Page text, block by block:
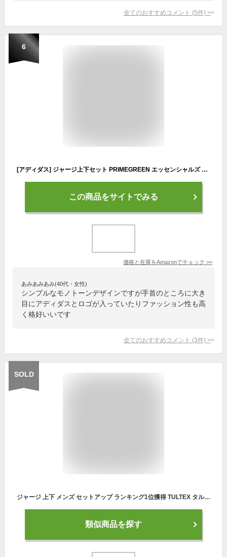
全てのおすすめコメント (5件) >
6
[アディダス] ジャージ上下セット PRIMEGREEN エッセンシャルズ リニアロゴ トラックスーツ 28897 メンズ Top:ブラック/ホワイト Bottom:ブラック/ホワイト(GK9654) 日本サイズL相当
この商品をサイトでみる
価格と在庫をAmazonでチェック >>
あみあみあみ(40代・女性)
シンプルなモノトーンデザインですが手首のところに大き
目にアディダスとロゴが入っていたりファッション性も高
く格好いいです
全てのおすすめコメント (3件) >
SOLD
ジャージ 上下 メンズ セットアップ ランキング1位獲得 TULTEX タルテックス スポーツウェア トレーニングウェア ブランド おしゃれ トップス パンツ 長袖 大きいサイズ ゆったり かっこいい ランニングウェア 散歩 パーカー 別注 M L LL XL 2L 3L 春 夏 秋 冬 最強配送 RSL
類似商品を探す